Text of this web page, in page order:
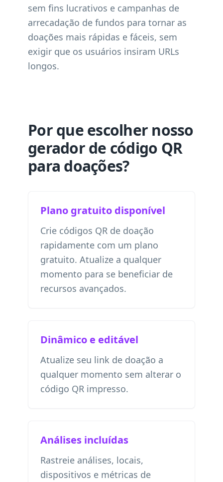
sem fins lucrativos e campanhas de
arrecadação de fundos para tornar as
doações mais rápidas e fáceis, sem
exigir que os usuários insiram URLs
longos.
Por que escolher nosso
gerador de código QR
para doações?
Plano gratuito disponível
Crie códigos QR de doação
rapidamente com um plano
gratuito. Atualize a qualquer
momento para se beneficiar de
recursos avançados.
Dinâmico e editável
Atualize seu link de doação a
qualquer momento sem alterar o
código QR impresso.
Análises incluídas
Rastreie análises, locais,
dispositivos e métricas de